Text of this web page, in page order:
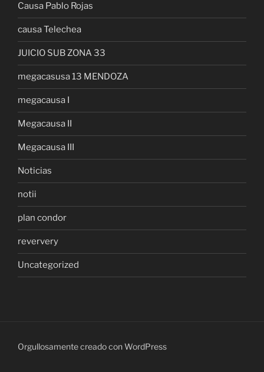
Causa Pablo Rojas
causa Telechea
JUICIO SUB ZONA 33
megacasusa 13 MENDOZA
megacausa I
Megacausa II
Megacausa III
Noticias
notii
plan condor
reververy
Uncategorized
Orgullosamente creado con WordPress